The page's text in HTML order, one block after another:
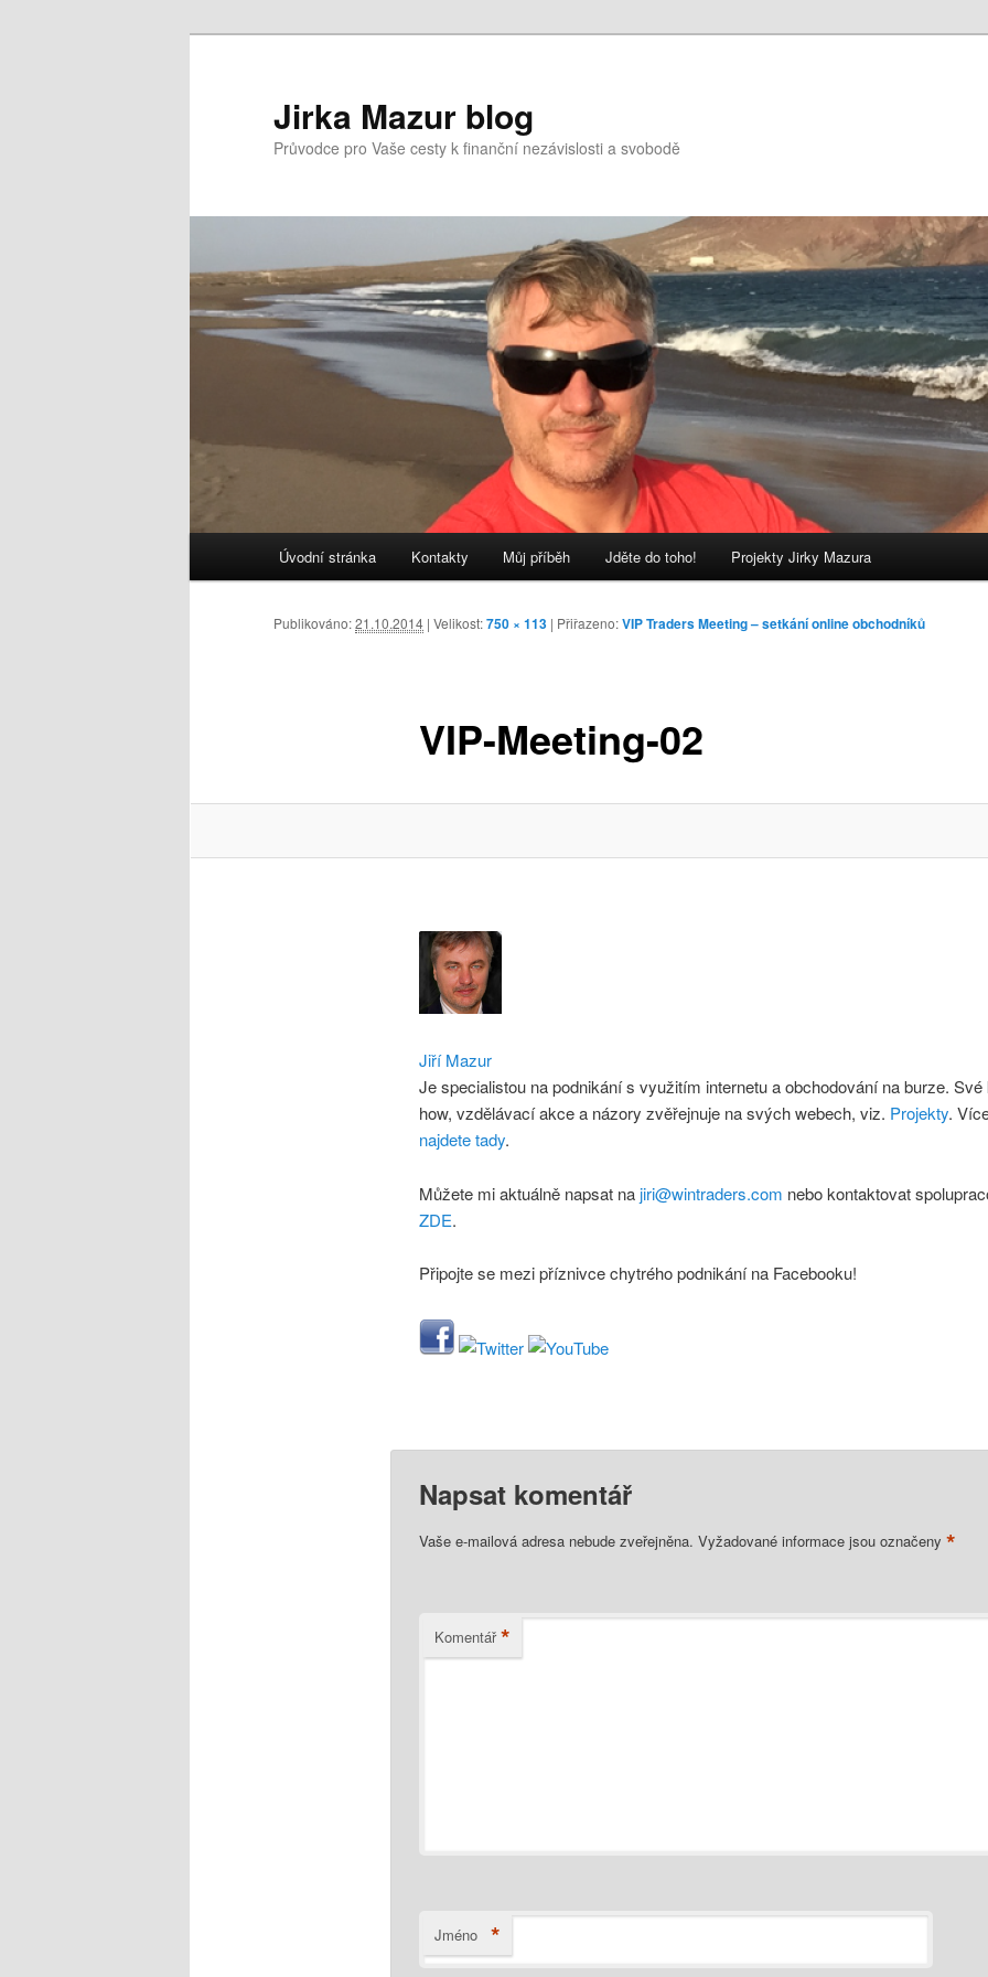
Jirka Mazur blog
Průvodce pro Vaše cesty k finanční nezávislosti a svobodě
Úvodní stránka Kontakty Můj příběh Jděte do toho! Projekty Jirky Mazura
VIP-Meeting-02
Publikováno:21.10.2014 | Velikost:750 × 113 | Přiřazeno:VIP Traders Meeting – setkání online obchodníků
Jiří Mazur
Je specialistou na podnikání s využitím internetu a obchodování na burze. Své
how, vzdělávací akce a názory zvěřejnuje na svých webech, viz. Projekty.
najdete tady.
Můžete mi aktuálně napsat najiri@wintraders.com nebo kontaktovat
ZDE.
Připojte se mezi příznivce chytrého podnikání na Facebooku!
Napsat komentář
Vaše e-mailová adresa nebude zveřejněna. Vyžadované informace jsou označeny *
Komentář *
Jméno *